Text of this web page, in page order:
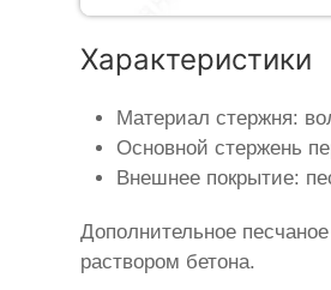
Характеристики
Материал стержня:
Основной стержень
Внешнее покрытие:
Дополнительное
раствором бетона.